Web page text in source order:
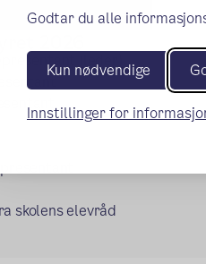
Godtar du alle
Kun nødvendige
Innstillinger for
2026
(leder)
skolens elevråd